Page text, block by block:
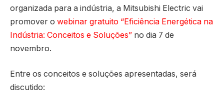
organizada para a indústria, a Mitsubishi Electric vai
promover o webinar gratuito “Eficiência Energética na
Indústria: Conceitos e Soluções” no dia 7 de
novembro.
Entre os conceitos e soluções apresentadas, será
discutido: